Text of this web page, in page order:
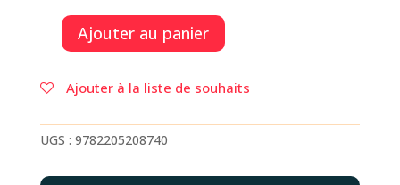
quantité
LA
MONTAGNE
0
LA
Ajouter au panier
Ajouter à la liste de souhaits
UGS : 9782205208740